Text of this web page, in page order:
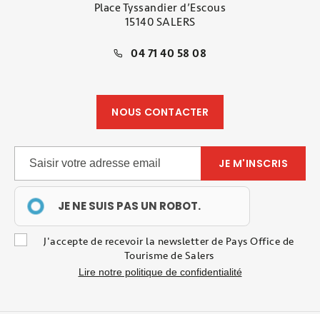
Place Tyssandier d’Escous
15140 SALERS
04 71 40 58 08
NOUS CONTACTER
JE NE SUIS PAS UN ROBOT.
J'accepte de recevoir la newsletter de Pays Office de
Tourisme de Salers
Lire notre politique de confidentialité